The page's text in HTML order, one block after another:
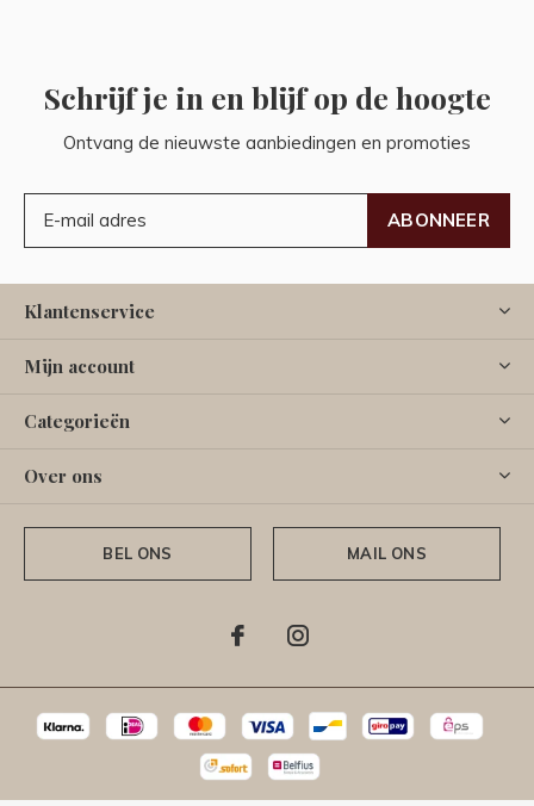
Schrijf je in en blijf op de hoogte
Ontvang de nieuwste aanbiedingen en promoties
ABONNEER
Klantenservice
Mijn account
Categorieën
Over ons
BEL ONS MAIL ONS